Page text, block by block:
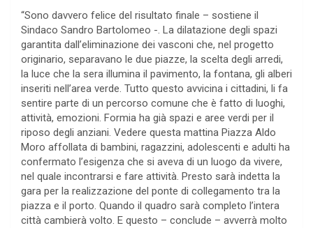
“Sono davvero felice del risultato finale – sostiene il
Sindaco Sandro Bartolomeo -. La dilatazione degli spazi
garantita dall’eliminazione dei vasconi che, nel progetto
originario, separavano le due piazze, la scelta degli arredi,
la luce che la sera illumina il pavimento, la fontana, gli alberi
inseriti nell’area verde. Tutto questo avvicina i cittadini, li fa
sentire parte di un percorso comune che è fatto di luoghi,
attività, emozioni. Formia ha già spazi e aree verdi per il
riposo degli anziani. Vedere questa mattina Piazza Aldo
Moro affollata di bambini, ragazzini, adolescenti e adulti ha
confermato l’esigenza che si aveva di un luogo da vivere,
nel quale incontrarsi e fare attività. Presto sarà indetta la
gara per la realizzazione del ponte di collegamento tra la
piazza e il porto. Quando il quadro sarà completo l’intera
città cambierà volto. E questo – conclude – avverrà molto